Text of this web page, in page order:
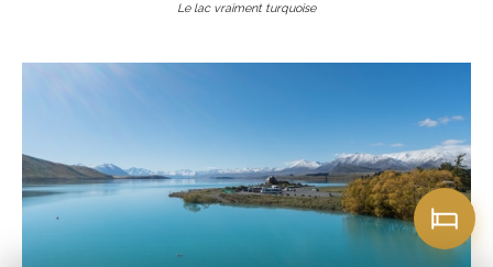
Le lac vraiment turquoise